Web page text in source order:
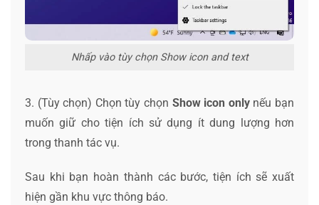
Nhấp vào tùy chọn Show icon and text
3. (Tùy chọn) Chọn tùy chọn Show icon onlynếu bạn
muốn giữ cho tiện ích sử dụng ít dung lượng hơn
trong thanh tác vụ.
Sau khi bạn hoàn thành các bước, tiện ích sẽ xuất
hiện gần khu vực thông báo.